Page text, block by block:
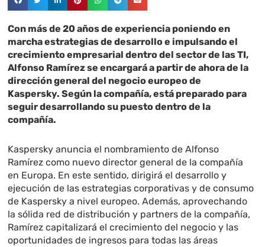
Con más de 20 años de experiencia poniendo en
marcha estrategias de desarrollo e impulsando el
crecimiento empresarial dentro del sector de las TI,
Alfonso Ramírez se encargará a partir de ahora de la
dirección general del negocio europeo de
Kaspersky. Según la compañía, está preparado para
seguir desarrollando su puesto dentro de la
compañía.
Kaspersky anuncia el nombramiento de Alfonso
Ramírez como nuevo director general de la compañía
en Europa. En este sentido, dirigirá el desarrollo y
ejecución de las estrategias corporativas y de consumo
de Kaspersky a nivel europeo. Además, aprovechando
la sólida red de distribución y partners de la compañía,
Ramírez capitalizará el crecimiento del negocio y las
oportunidades de ingresos para todas las áreas